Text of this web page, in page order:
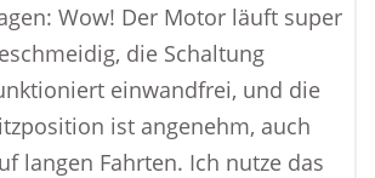
Wow! Der Motor läuft super
die Schaltung
einwandfrei, und die
ist angenehm, auch
langen Fahrten. Ich nutze das